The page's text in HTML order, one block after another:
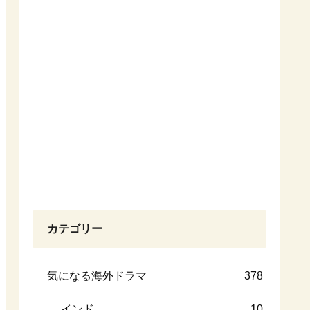
カテゴリー
気になる海外ドラマ 378